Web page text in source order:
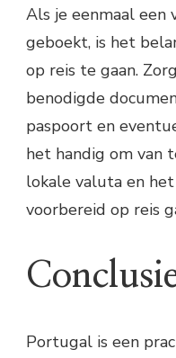
Als je eenmaal
geboekt, is het
op reis te gaan.
benodigde
paspoort en
het handig om van
lokale valuta en
voorbereid op reis
Portugal is een